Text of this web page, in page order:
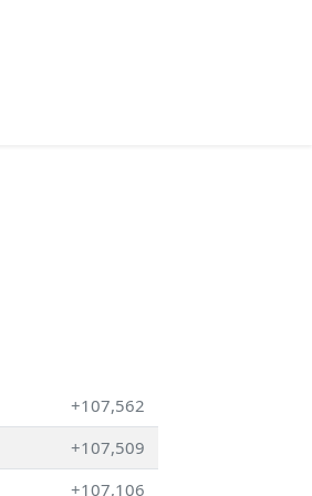
+107,562
+107,509
+107,106